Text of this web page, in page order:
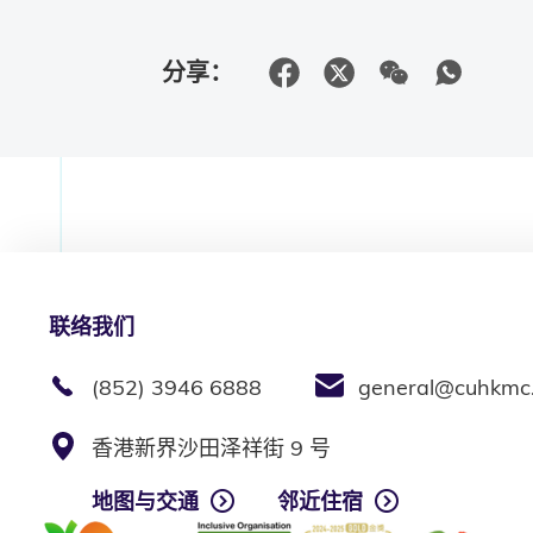
分享：
联络我们
(852) 3946 6888
香港新界沙田泽祥街 9 号
地图与交通
邻近住宿